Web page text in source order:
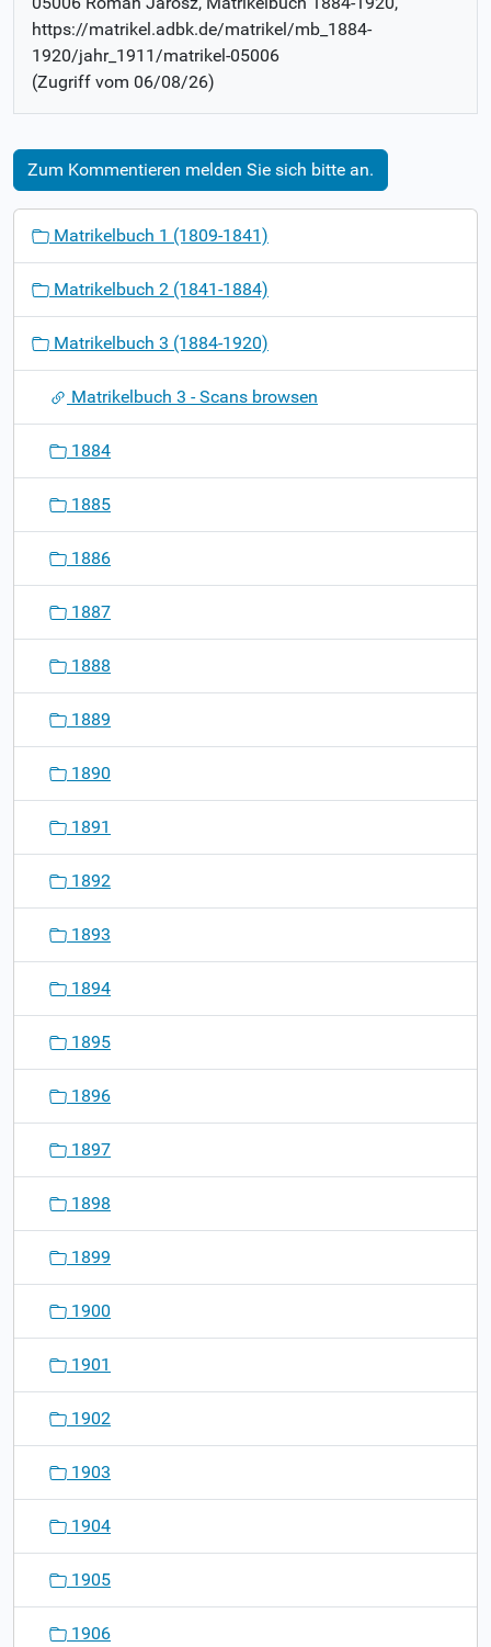
https://matrikel.adbk.de/matrikel/mb_1884-
1920/jahr_1911/matrikel-05006
(Zugriff vom 06/08/26)
Zum Kommentieren melden Sie sich bitte an.
o
Matrikelbuch 1 (1809-1841)
Matrikelbuch 2 (1841-1884)
Matrikelbuch 3 (1884-1920)
Matrikelbuch 3 - Scans browsen
1884
1885
1886
1887
1888
1889
1890
1891
1892
1893
1894
1895
1896
1897
1898
1899
1900
1901
1902
1903
1904
1905
1906